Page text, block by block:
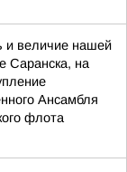
и величие нашей
Саранска, на
Ансамбля
флота